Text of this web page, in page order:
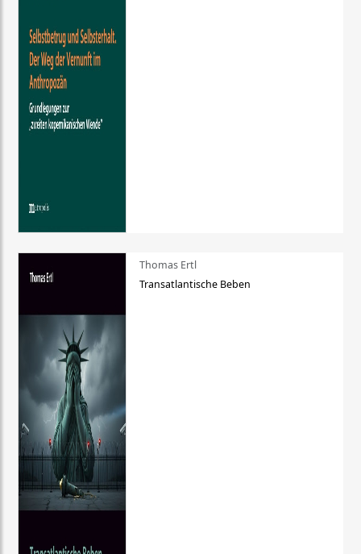
Thomas Ertl
Transatlantische Beben